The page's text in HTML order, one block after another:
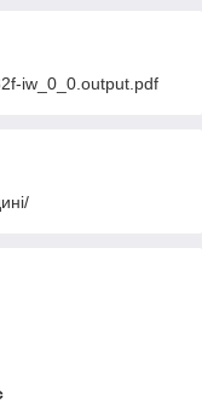
iw_0_0.output.pdf